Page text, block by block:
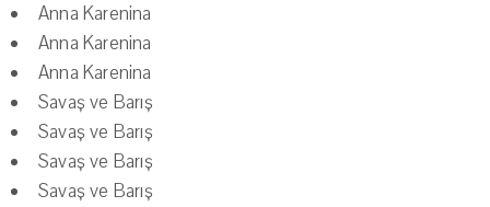
Anna Karenina
Anna Karenina
Anna Karenina
Savaş ve Barış
Savaş ve Barış
Savaş ve Barış
Savaş ve Barış